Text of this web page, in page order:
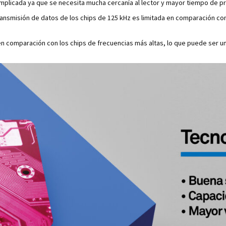
ya que se necesita mucha cercanía al lector y mayor tiempo de
de datos de los chips de 125 kHz es limitada en comparación
comparación con los chips de frecuencias más altas, lo que puede ser